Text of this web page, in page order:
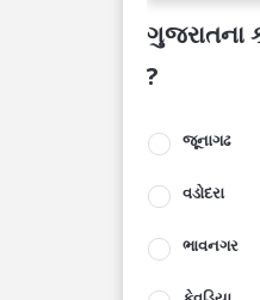
ગુજરાતના
?
જૂનાગઢ
વડોદરા
ભાવનગર